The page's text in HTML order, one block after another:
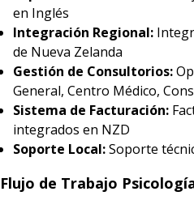
en Inglés
Integración Regional:
de Nueva Zelanda
Gestión de Consultorios:
General, Centro Médico,
Sistema de Facturación:
integrados en NZD
Soporte Local:Soporte
Flujo de Trabajo